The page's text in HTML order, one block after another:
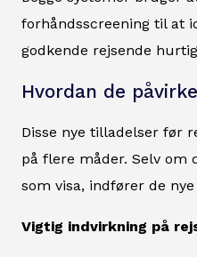
forhåndsscreening til at
godkende rejsende
Hvordan de
Disse nye tilladelser før
på flere måder. Selv om
som visa, indfører de
Vigtig indvirkning på